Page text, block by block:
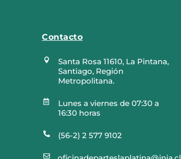
Contacto

Santa Rosa 11610, La Pintana,
Santiago, Región
Metropolitana.

Lunes a viernes de 07:30 a
16:30 horas
 (56-2) 2 577 9102
